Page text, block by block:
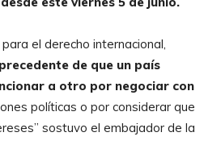
el derecho internacional,
de que un país
a otro por negociar con
políticas o por considerar que
sostuvo el embajador de la